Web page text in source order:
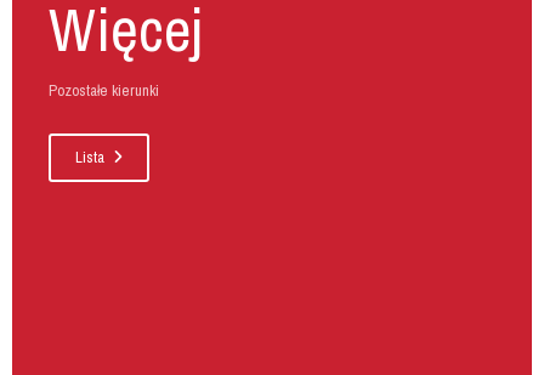
Więcej
Pozostałe kierunki
Lista